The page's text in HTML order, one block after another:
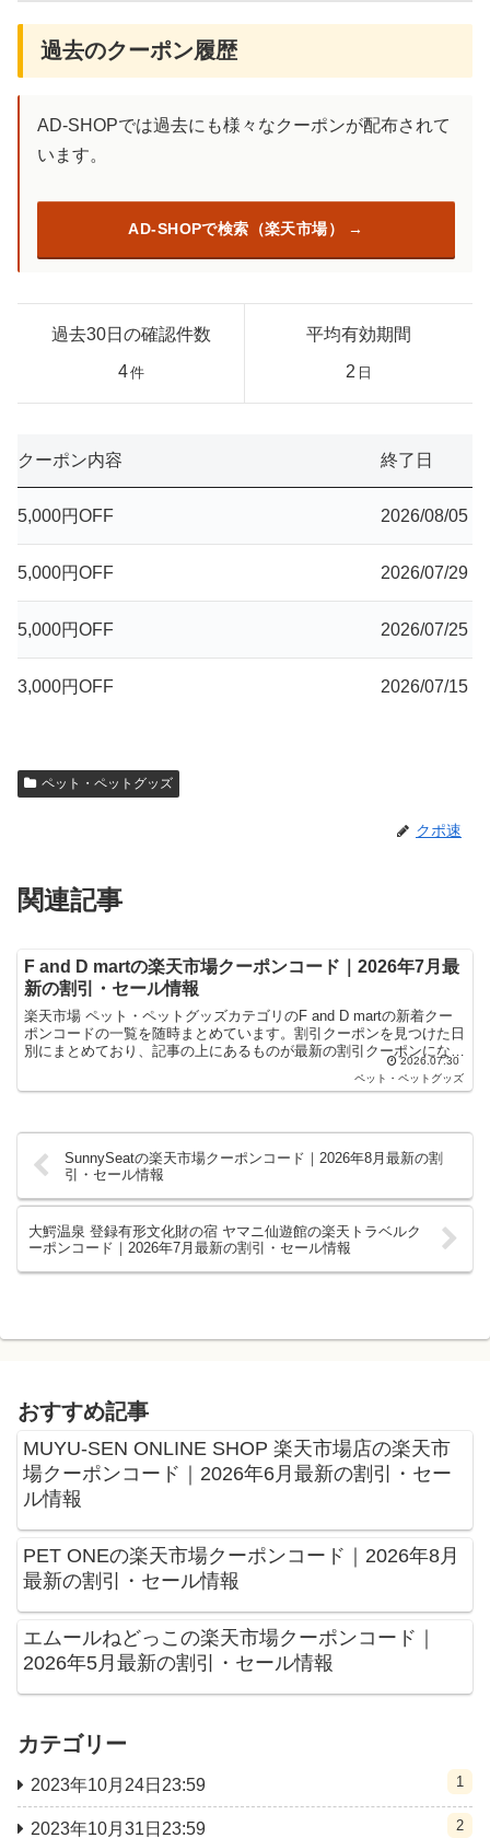
過去のクーポン履歴
AD-SHOPでは過去にも様々なクーポンが配布されて
います。
AD-SHOPで検索（楽天市場）
過去30日の確認件数
4件
平均有効期間
2 日
クーポン内容 終了日
5,000円OFF 2026/08/05
5,000円OFF 2026/07/29
5,000円OFF 2026/07/25
3,000円OFF 2026/07/15
ペット・ペットグッズ
クポ速
関連記事
F and D martの楽天市場クーポンコード｜2026年7月最
新の割引・セール情報
楽天市場 ペット・ペットグッズカテゴリのF and D martの新着クー
ポンコードの一覧を随時まとめています。割引クーポンを見つけた日
別にまとめており、記事の上にあるものが最新の割引クーポンになり
2026.07.30
ペット・ペットグッズ
SunnySeatの楽天市場クーポンコード｜2026年8月最新の割
引・セール情報
大鰐温泉 登録有形文化財の宿 ヤマニ仙遊館の楽天トラベルク
ーポンコード｜2026年7月最新の割引・セール情報
おすすめ記事
MUYU-SEN ONLINE SHOP 楽天市場店の楽天市
場クーポンコード｜2026年6月最新の割引・セー
ル情報
PET ONEの楽天市場クーポンコード｜2026年8月
最新の割引・セール情報
エムールねどっこの楽天市場クーポンコード｜
2026年5月最新の割引・セール情報
カテゴリー
2023年10月24日23:59 1
2023年10月31日23:59 2